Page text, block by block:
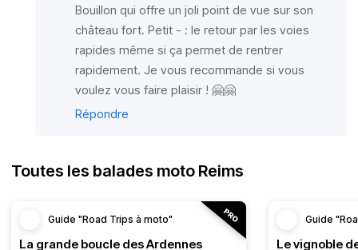
Bouillon qui offre un joli point de vue sur son
château fort. Petit - : le retour par les voies
rapides même si ça permet de rentrer
rapidement. Je vous recommande si vous
voulez vous faire plaisir ! 🤗🤗
Répondre
Toutes les balades moto Reims
Guide "Road Trips à moto"
La grande boucle des Ardennes
Guide
Le vignoble